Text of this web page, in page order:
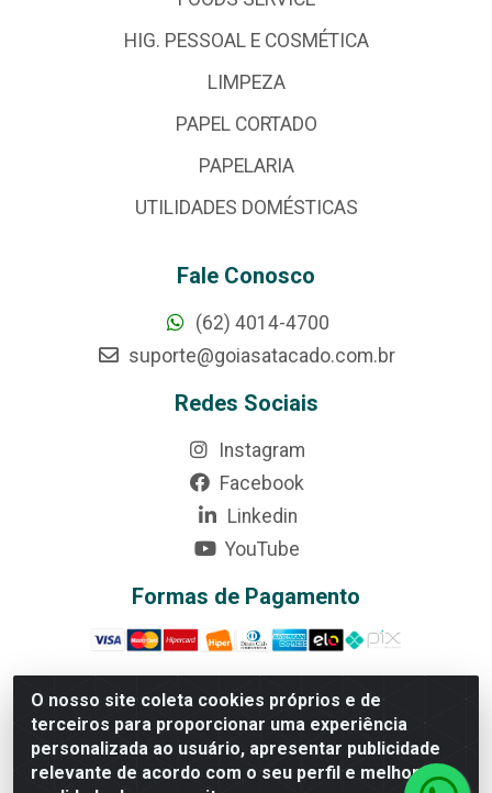
O nosso site coleta cookies próprios e de
terceiros para proporcionar uma experiência
personalizada ao usuário, apresentar publicidade
relevante de acordo com o seu perfil e melhorar a
HIG. PESSOAL E COSMÉTICA
LIMPEZA
PAPEL CORTADO
PAPELARIA
UTILIDADES DOMÉSTICAS
Fale Conosco
(62) 4014-4700
suporte@goiasatacado.com.br
Redes Sociais
Instagram
Facebook
Linkedin
YouTube
Formas de Pagamento
Rede Brasil - Avenida Universitária, nº 3860, Jardim das
Américas II Etapa - Anápolis/GO - CEP 75070-415 -
CNPJ 07.728.073/0002-24